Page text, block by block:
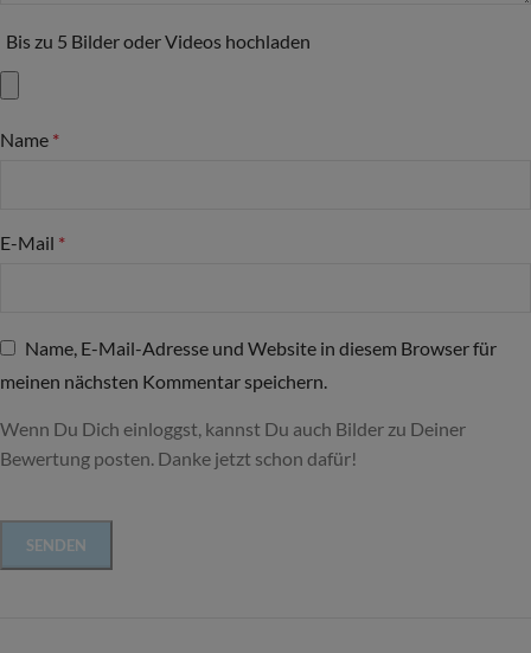
Bis zu 5 Bilder oder Videos hochladen
Name *
E-Mail *
Name, E-Mail-Adresse und Website in diesem Browser für
meinen nächsten Kommentar speichern.
Wenn Du Dich einloggst, kannst Du auch Bilder zu Deiner
Bewertung posten. Danke jetzt schon dafür!